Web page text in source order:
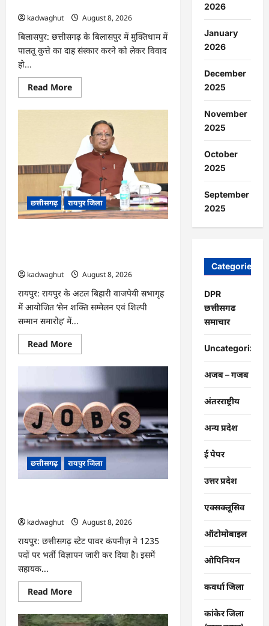
का
गया
संदेश
…
kadwaghut
August 8, 2026
बिलासपुर: छत्तीसगढ़ के बिलासपुर में मुक्तिधाम में
पालतू कुत्ते का दाह संस्कार करने को लेकर विवाद
हो...
Read MoreRead
more
CG
मुक्तिधाम
पालतू
कुत्ते
के
अंतिम
संस्कार
पर
मचा
बवाल,
भड़के
मोहल्लेवासी,
छत्तीसगढ़ रायपुर जिला
kadwaghut
August 8, 2026
रायपुर: रायपुर के अटल बिहारी वाजपेयी सभागृह
में आयोजित ‘सेन शक्ति सम्मेलन एवं शिल्पी
सम्मान समारोह’ में...
Read MoreRead
more
CG
‘सेन
शक्ति
सम्मेलन
एवं
शिल्पी
सम्मान
समारोह’
में
मुख्यमंत्री
साय
शामिल
छत्तीसगढ़ रायपुर जिला
kadwaghut
August 8, 2026
रायपुर: छत्तीसगढ़ स्टेट पावर कंपनीज़ ने 1235
पदों पर भर्ती विज्ञापन जारी कर दिया है। इसमें
सहायक...
Read MoreRead
more
CG
2026
January
2026
December
2025
November
2025
October
2025
September
2025
Categories
DPR
छत्तीसगढ
समाचार
Uncategorized
अजब – गजब
अंतरराष्ट्रीय
अन्य प्रदेश
ई पेपर
उत्तर प्रदेश
एक्सक्लूसिव
ऑटोमोबाइल
ओपिनियन
कवर्धा जिला
कांकेर जिला